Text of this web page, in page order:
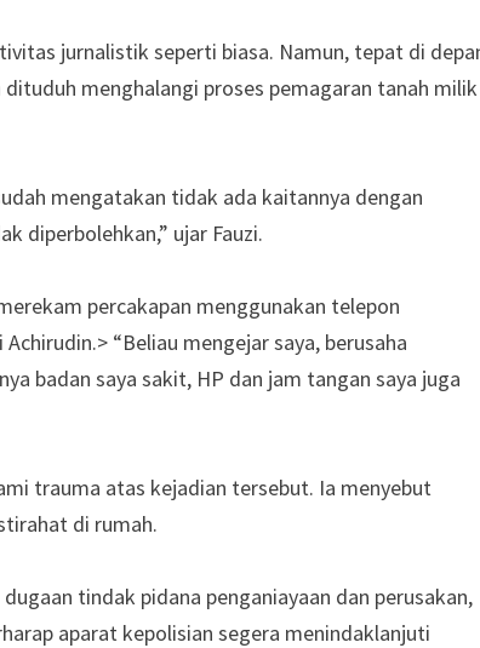
jurnalistik seperti biasa. Namun, tepat di
menghalangi proses pemagaran tanah milik
mengatakan tidak ada kaitannya dengan
diperbolehkan,” ujar Fauzi.
percakapan menggunakan telepon
“Beliau mengejar saya, berusaha
badan saya sakit, HP dan jam tangan saya juga
trauma atas kejadian tersebut. Ia menyebut
di rumah.
tindak pidana penganiayaan dan perusakan,
aparat kepolisian segera menindaklanjuti